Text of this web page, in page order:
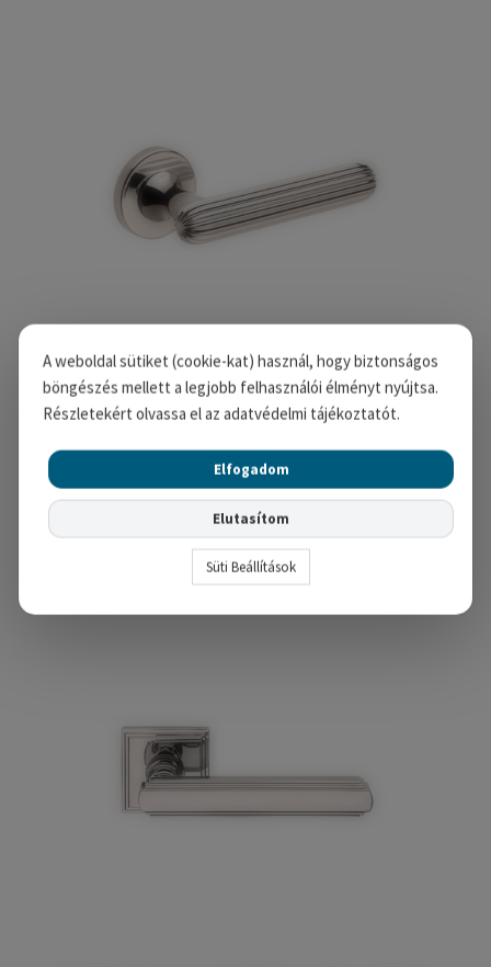
ZEPPELIN körrozettás kilincs – Fényes Nikkel,
Kulcsos
135,190Ft
Opciók választása
A weboldal sütiket (cookie-kat) használ, hogy biztonságos
böngészés mellett a legjobb felhasználói élményt nyújtsa.
Részletekért olvassa el az adatvédelmi tájékoztatót.
Elfogadom
Elutasítom
Süti Beállítások